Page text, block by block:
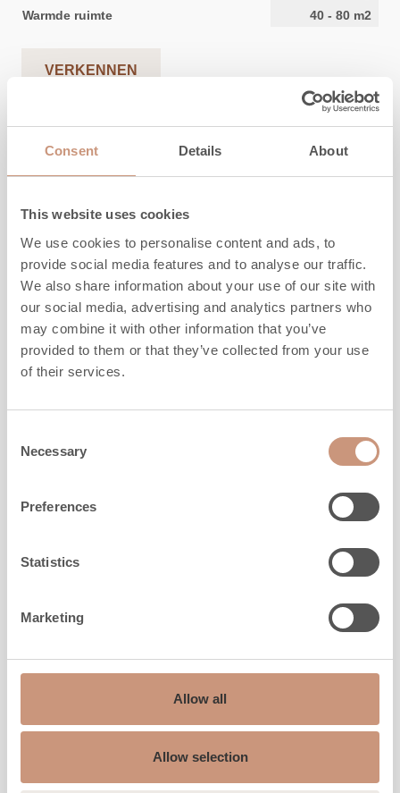
Consent Details About
This website uses cookies
We use cookies to personalise content and ads, to
provide social media features and to analyse our traffic.
We also share information about your use of our site with
our social media, advertising and analytics partners who
may combine it with other information that you’ve
provided to them or that they’ve collected from your use
of their services.
Selection
Necessary
Preferences
Statistics
Marketing
Allow all
Allow selection
Warmde ruimte
40 - 80 m2
VERKENNEN
KARELIA
Salvo S
Hoogte 2145
mm
550mm
1570kg